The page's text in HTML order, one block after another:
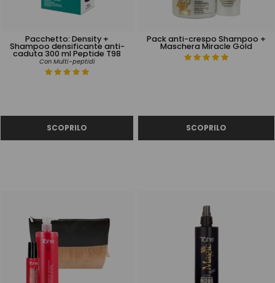
Pacchetto: Density +
Shampoo densificante anti-
caduta 300 ml Peptide T98
Con Multi-peptidi
Pack anti-crespo Shampoo +
Maschera Miracle Gold